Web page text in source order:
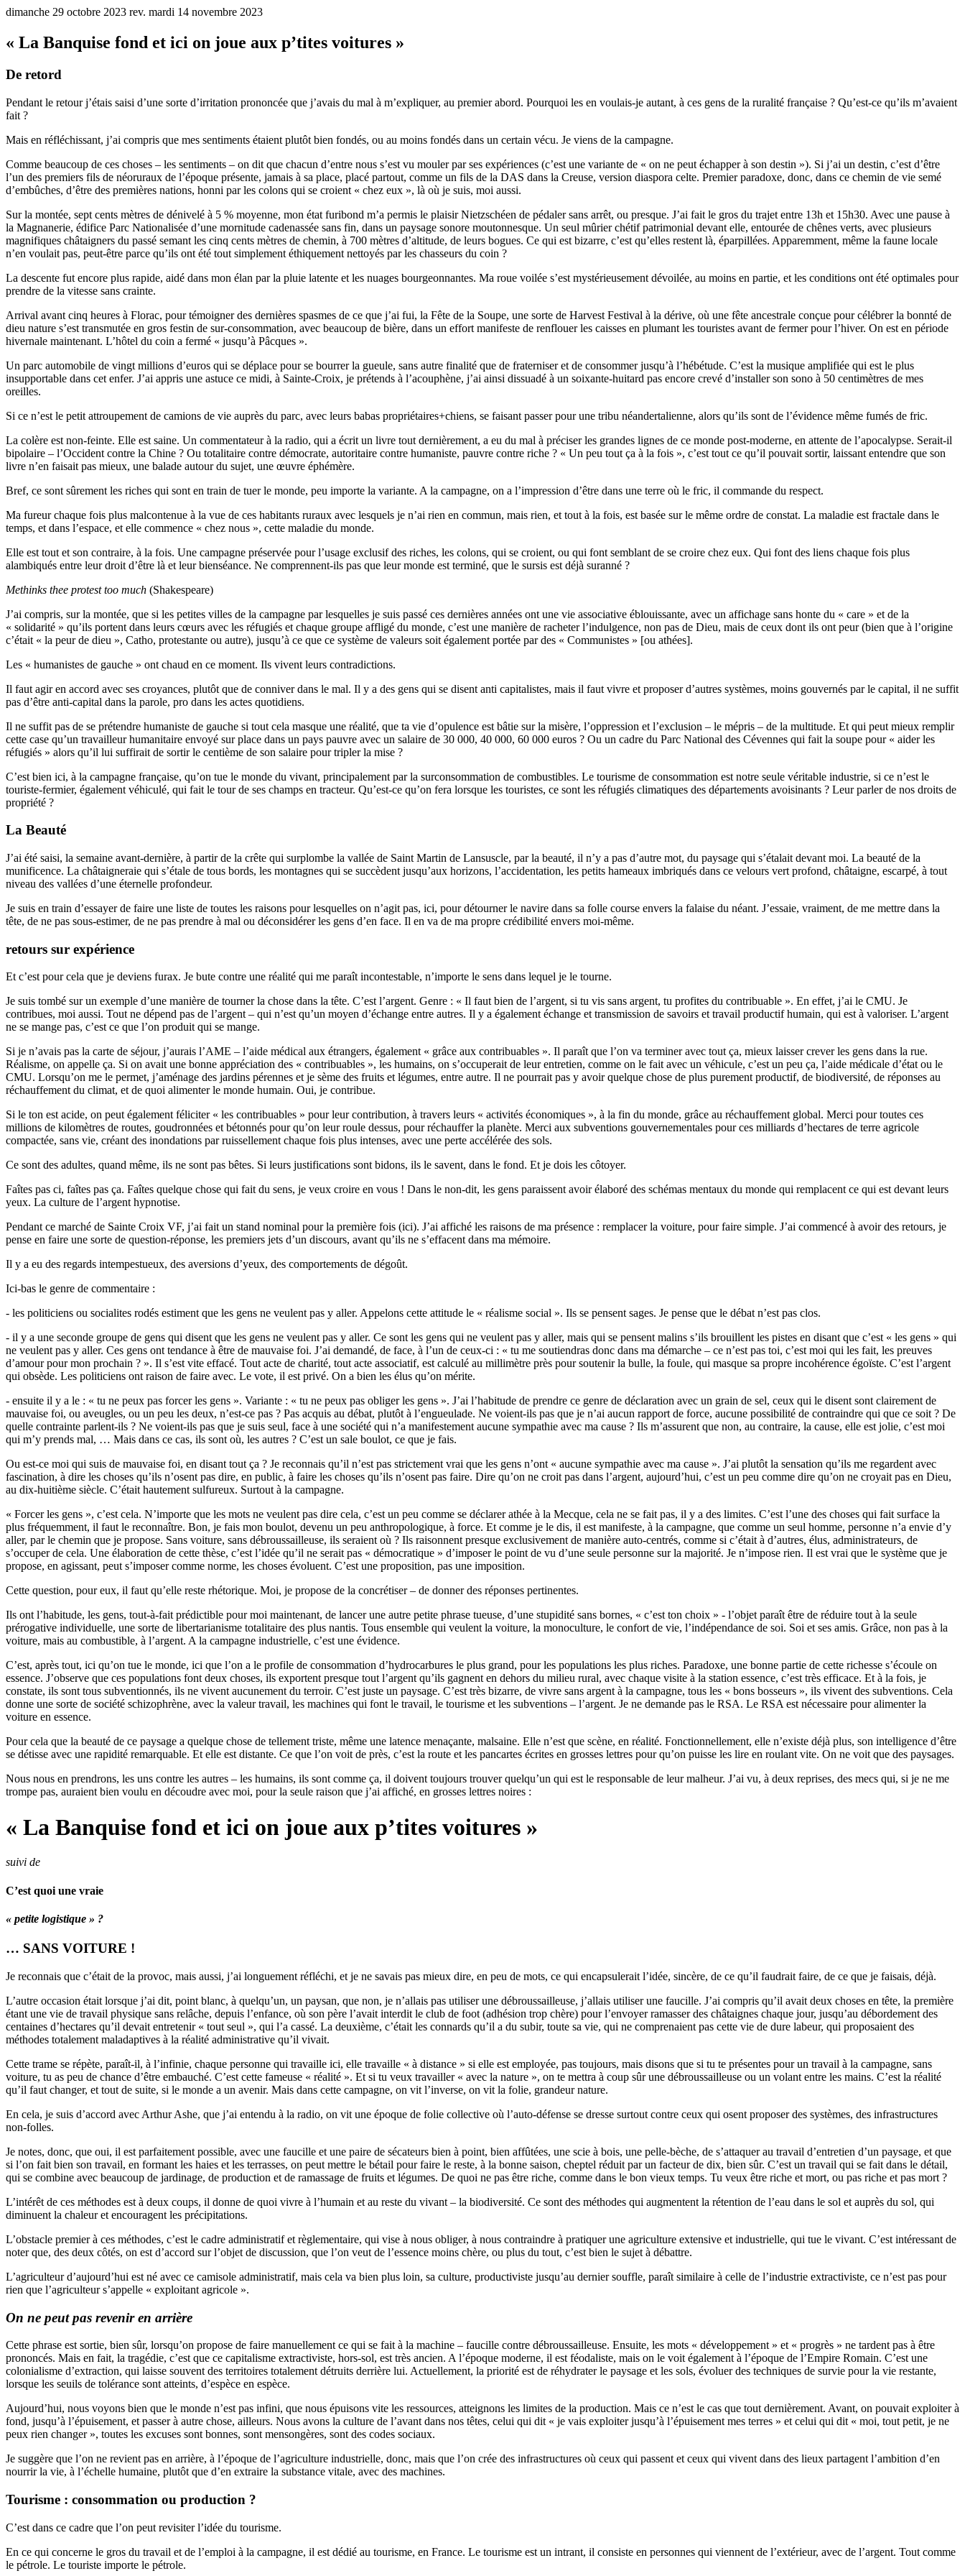
dimanche 29 octobre 2023 rev. mardi 14 novembre 2023
« La Banquise fond et ici on joue aux p’tites voitures »
De retord
Pendant le retour j’étais saisi d’une sorte d’irritation prononcée que j’avais du mal à m’expliquer, au premier abord. Pourquoi les en voulais-je autant, à ces gens de la ruralité française ? Qu’est-ce qu’ils m’avaient
fait ?
Mais en réfléchissant, j’ai compris que mes sentiments étaient plutôt bien fondés, ou au moins fondés dans un certain vécu. Je viens de la campagne.
Comme beaucoup de ces choses – les sentiments – on dit que chacun d’entre nous s’est vu mouler par ses expériences (c’est une variante de « on ne peut échapper à son destin »). Si j’ai un destin, c’est d’être
l’un des premiers fils de néoruraux de l’époque présente, jamais à sa place, placé partout, comme un fils de la DAS dans la Creuse, version diaspora celte. Premier paradoxe, donc, dans ce chemin de vie semé
d’embûches, d’être des premières nations, honni par les colons qui se croient « chez eux », là où je suis, moi aussi.
Sur la montée, sept cents mètres de dénivelé à 5 % moyenne, mon état furibond m’a permis le plaisir Nietzschéen de pédaler sans arrêt, ou presque. J’ai fait le gros du trajet entre 13h et 15h30. Avec une pause à
la Magnanerie, édifice Parc Nationalisée d’une mornitude cadenassée sans fin, dans un paysage sonore moutonnesque. Un seul mûrier chétif patrimonial devant elle, entourée de chênes verts, avec plusieurs
magnifiques châtaigners du passé semant les cinq cents mètres de chemin, à 700 mètres d’altitude, de leurs bogues. Ce qui est bizarre, c’est qu’elles restent là, éparpillées. Apparemment, même la faune locale
n’en voulait pas, peut-être parce qu’ils ont été tout simplement éthiquement nettoyés par les chasseurs du coin ?
La descente fut encore plus rapide, aidé dans mon élan par la pluie latente et les nuages bourgeonnantes. Ma roue voilée s’est mystérieusement dévoilée, au moins en partie, et les conditions ont été optimales pour
prendre de la vitesse sans crainte.
Arrival avant cinq heures à Florac, pour témoigner des dernières spasmes de ce que j’ai fui, la Fête de la Soupe, une sorte de Harvest Festival à la dérive, où une fête ancestrale conçue pour célébrer la bonnté de
dieu nature s’est transmutée en gros festin de sur-consommation, avec beaucoup de bière, dans un effort manifeste de renflouer les caisses en plumant les touristes avant de fermer pour l’hiver. On est en période
hivernale maintenant. L’hôtel du coin a fermé « jusqu’à Pâcques ».
Un parc automobile de vingt millions d’euros qui se déplace pour se bourrer la gueule, sans autre finalité que de fraterniser et de consommer jusqu’à l’hébétude. C’est la musique amplifiée qui est le plus
insupportable dans cet enfer. J’ai appris une astuce ce midi, à Sainte-Croix, je prétends à l’acouphène, j’ai ainsi dissuadé à un soixante-huitard pas encore crevé d’installer son sono à 50 centimètres de mes
oreilles.
Si ce n’est le petit attroupement de camions de vie auprès du parc, avec leurs babas propriétaires+chiens, se faisant passer pour une tribu néandertalienne, alors qu’ils sont de l’évidence même fumés de fric.
La colère est non-feinte. Elle est saine. Un commentateur à la radio, qui a écrit un livre tout dernièrement, a eu du mal à préciser les grandes lignes de ce monde post-moderne, en attente de l’apocalypse. Serait-il
bipolaire – l’Occident contre la Chine ? Ou totalitaire contre démocrate, autoritaire contre humaniste, pauvre contre riche ? « Un peu tout ça à la fois », c’est tout ce qu’il pouvait sortir, laissant entendre que son
livre n’en faisait pas mieux, une balade autour du sujet, une œuvre éphémère.
Bref, ce sont sûrement les riches qui sont en train de tuer le monde, peu importe la variante. A la campagne, on a l’impression d’être dans une terre où le fric, il commande du respect.
Ma fureur chaque fois plus malcontenue à la vue de ces habitants ruraux avec lesquels je n’ai rien en commun, mais rien, et tout à la fois, est basée sur le même ordre de constat. La maladie est fractale dans le
temps, et dans l’espace, et elle commence « chez nous », cette maladie du monde.
Elle est tout et son contraire, à la fois. Une campagne préservée pour l’usage exclusif des riches, les colons, qui se croient, ou qui font semblant de se croire chez eux. Qui font des liens chaque fois plus
alambiqués entre leur droit d’être là et leur bienséance. Ne comprennent-ils pas que leur monde est terminé, que le sursis est déjà suranné ?
Methinks thee protest too much (Shakespeare)
J’ai compris, sur la montée, que si les petites villes de la campagne par lesquelles je suis passé ces dernières années ont une vie associative éblouissante, avec un affichage sans honte du « care » et de la
« solidarité » qu’ils portent dans leurs cœurs avec les réfugiés et chaque groupe affligé du monde, c’est une manière de racheter l’indulgence, non pas de Dieu, mais de ceux dont ils ont peur (bien que à l’origine
c’était « la peur de dieu », Catho, protestante ou autre), jusqu’à ce que ce système de valeurs soit également portée par des « Communistes » [ou athées].
Les « humanistes de gauche » ont chaud en ce moment. Ils vivent leurs contradictions.
Il faut agir en accord avec ses croyances, plutôt que de conniver dans le mal. Il y a des gens qui se disent anti capitalistes, mais il faut vivre et proposer d’autres systèmes, moins gouvernés par le capital, il ne suffit
pas d’être anti-capital dans la parole, pro dans les actes quotidiens.
Il ne suffit pas de se prétendre humaniste de gauche si tout cela masque une réalité, que ta vie d’opulence est bâtie sur la misère, l’oppression et l’exclusion – le mépris – de la multitude. Et qui peut mieux remplir
cette case qu’un travailleur humanitaire envoyé sur place dans un pays pauvre avec un salaire de 30 000, 40 000, 60 000 euros ? Ou un cadre du Parc National des Cévennes qui fait la soupe pour « aider les
réfugiés » alors qu’il lui suffirait de sortir le centième de son salaire pour tripler la mise ?
C’est bien ici, à la campagne française, qu’on tue le monde du vivant, principalement par la surconsommation de combustibles. Le tourisme de consommation est notre seule véritable industrie, si ce n’est le
touriste-fermier, également véhiculé, qui fait le tour de ses champs en tracteur. Qu’est-ce qu’on fera lorsque les touristes, ce sont les réfugiés climatiques des départements avoisinants ? Leur parler de nos droits de
propriété ?
La Beauté
J’ai été saisi, la semaine avant-dernière, à partir de la crête qui surplombe la vallée de Saint Martin de Lansuscle, par la beauté, il n’y a pas d’autre mot, du paysage qui s’étalait devant moi. La beauté de la
munificence. La châtaigneraie qui s’étale de tous bords, les montagnes qui se succèdent jusqu’aux horizons, l’accidentation, les petits hameaux imbriqués dans ce velours vert profond, châtaigne, escarpé, à tout
niveau des vallées d’une éternelle profondeur.
Je suis en train d’essayer de faire une liste de toutes les raisons pour lesquelles on n’agit pas, ici, pour détourner le navire dans sa folle course envers la falaise du néant. J’essaie, vraiment, de me mettre dans la
tête, de ne pas sous-estimer, de ne pas prendre à mal ou déconsidérer les gens d’en face. Il en va de ma propre crédibilité envers moi-même.
retours sur expérience
Et c’est pour cela que je deviens furax. Je bute contre une réalité qui me paraît incontestable, n’importe le sens dans lequel je le tourne.
Je suis tombé sur un exemple d’une manière de tourner la chose dans la tête. C’est l’argent. Genre : « Il faut bien de l’argent, si tu vis sans argent, tu profites du contribuable ». En effet, j’ai le CMU. Je
contribues, moi aussi. Tout ne dépend pas de l’argent – qui n’est qu’un moyen d’échange entre autres. Il y a également échange et transmission de savoirs et travail productif humain, qui est à valoriser. L’argent
ne se mange pas, c’est ce que l’on produit qui se mange.
Si je n’avais pas la carte de séjour, j’aurais l’AME – l’aide médical aux étrangers, également « grâce aux contribuables ». Il paraît que l’on va terminer avec tout ça, mieux laisser crever les gens dans la rue.
Réalisme, on appelle ça. Si on avait une bonne appréciation des « contribuables », les humains, on s’occuperait de leur entretien, comme on le fait avec un véhicule, c’est un peu ça, l’aide médicale d’état ou le
CMU. Lorsqu’on me le permet, j’aménage des jardins pérennes et je sème des fruits et légumes, entre autre. Il ne pourrait pas y avoir quelque chose de plus purement productif, de biodiversité, de réponses au
réchauffement du climat, et de quoi alimenter le monde humain. Oui, je contribue.
Si le ton est acide, on peut également féliciter « les contribuables » pour leur contribution, à travers leurs « activités économiques », à la fin du monde, grâce au réchauffement global. Merci pour toutes ces
millions de kilomètres de routes, goudronnées et bétonnés pour qu’on leur roule dessus, pour réchauffer la planète. Merci aux subventions gouvernementales pour ces milliards d’hectares de terre agricole
compactée, sans vie, créant des inondations par ruissellement chaque fois plus intenses, avec une perte accélérée des sols.
Ce sont des adultes, quand même, ils ne sont pas bêtes. Si leurs justifications sont bidons, ils le savent, dans le fond. Et je dois les côtoyer.
Faîtes pas ci, faîtes pas ça. Faîtes quelque chose qui fait du sens, je veux croire en vous ! Dans le non-dit, les gens paraissent avoir élaboré des schémas mentaux du monde qui remplacent ce qui est devant leurs
yeux. La culture de l’argent hypnotise.
Pendant ce marché de Sainte Croix VF, j’ai fait un stand nominal pour la première fois (ici). J’ai affiché les raisons de ma présence : remplacer la voiture, pour faire simple. J’ai commencé à avoir des retours, je
pense en faire une sorte de question-réponse, les premiers jets d’un discours, avant qu’ils ne s’effacent dans ma mémoire.
Il y a eu des regards intempestueux, des aversions d’yeux, des comportements de dégoût.
Ici-bas le genre de commentaire :
- les politiciens ou socialites rodés estiment que les gens ne veulent pas y aller. Appelons cette attitude le « réalisme social ». Ils se pensent sages. Je pense que le débat n’est pas clos.
- il y a une seconde groupe de gens qui disent que les gens ne veulent pas y aller. Ce sont les gens qui ne veulent pas y aller, mais qui se pensent malins s’ils brouillent les pistes en disant que c’est « les gens » qui
ne veulent pas y aller. Ces gens ont tendance à être de mauvaise foi. J’ai demandé, de face, à l’un de ceux-ci : « tu me soutiendras donc dans ma démarche – ce n’est pas toi, c’est moi qui les fait, les preuves
d’amour pour mon prochain ? ». Il s’est vite effacé. Tout acte de charité, tout acte associatif, est calculé au millimètre près pour soutenir la bulle, la foule, qui masque sa propre incohérence égoïste. C’est l’argent
qui obsède. Les politiciens ont raison de faire avec. Le vote, il est privé. On a bien les élus qu’on mérite.
- ensuite il y a le : « tu ne peux pas forcer les gens ». Variante : « tu ne peux pas obliger les gens ». J’ai l’habitude de prendre ce genre de déclaration avec un grain de sel, ceux qui le disent sont clairement de
mauvaise foi, ou aveugles, ou un peu les deux, n’est-ce pas ? Pas acquis au débat, plutôt à l’engueulade. Ne voient-ils pas que je n’ai aucun rapport de force, aucune possibilité de contraindre qui que ce soit ? De
quelle contrainte parlent-ils ? Ne voient-ils pas que je suis seul, face à une société qui n’a manifestement aucune sympathie avec ma cause ? Ils m’assurent que non, au contraire, la cause, elle est jolie, c’est moi
qui m’y prends mal, … Mais dans ce cas, ils sont où, les autres ? C’est un sale boulot, ce que je fais.
Ou est-ce moi qui suis de mauvaise foi, en disant tout ça ? Je reconnais qu’il n’est pas strictement vrai que les gens n’ont « aucune sympathie avec ma cause ». J’ai plutôt la sensation qu’ils me regardent avec
fascination, à dire les choses qu’ils n’osent pas dire, en public, à faire les choses qu’ils n’osent pas faire. Dire qu’on ne croit pas dans l’argent, aujourd’hui, c’est un peu comme dire qu’on ne croyait pas en Dieu,
au dix-huitième siècle. C’était hautement sulfureux. Surtout à la campagne.
« Forcer les gens », c’est cela. N’importe que les mots ne veulent pas dire cela, c’est un peu comme se déclarer athée à la Mecque, cela ne se fait pas, il y a des limites. C’est l’une des choses qui fait surface la
plus fréquemment, il faut le reconnaître. Bon, je fais mon boulot, devenu un peu anthropologique, à force. Et comme je le dis, il est manifeste, à la campagne, que comme un seul homme, personne n’a envie d’y
aller, par le chemin que je propose. Sans voiture, sans débroussailleuse, ils seraient où ? Ils raisonnent presque exclusivement de manière auto-centrés, comme si c’était à d’autres, élus, administrateurs, de
s’occuper de cela. Une élaboration de cette thèse, c’est l’idée qu’il ne serait pas « démocratique » d’imposer le point de vu d’une seule personne sur la majorité. Je n’impose rien. Il est vrai que le système que je
propose, en agissant, peut s’imposer comme norme, les choses évoluent. C’est une proposition, pas une imposition.
Cette question, pour eux, il faut qu’elle reste rhétorique. Moi, je propose de la concrétiser – de donner des réponses pertinentes.
Ils ont l’habitude, les gens, tout-à-fait prédictible pour moi maintenant, de lancer une autre petite phrase tueuse, d’une stupidité sans bornes, « c’est ton choix » - l’objet paraît être de réduire tout à la seule
prérogative individuelle, une sorte de libertarianisme totalitaire des plus nantis. Tous ensemble qui veulent la voiture, la monoculture, le confort de vie, l’indépendance de soi. Soi et ses amis. Grâce, non pas à la
voiture, mais au combustible, à l’argent. A la campagne industrielle, c’est une évidence.
C’est, après tout, ici qu’on tue le monde, ici que l’on a le profile de consommation d’hydrocarbures le plus grand, pour les populations les plus riches. Paradoxe, une bonne partie de cette richesse s’écoule on
essence. J’observe que ces populations font deux choses, ils exportent presque tout l’argent qu’ils gagnent en dehors du milieu rural, avec chaque visite à la station essence, c’est très efficace. Et à la fois, je
constate, ils sont tous subventionnés, ils ne vivent aucunement du terroir. C’est juste un paysage. C’est très bizarre, de vivre sans argent à la campagne, tous les « bons bosseurs », ils vivent des subventions. Cela
donne une sorte de société schizophrène, avec la valeur travail, les machines qui font le travail, le tourisme et les subventions – l’argent. Je ne demande pas le RSA. Le RSA est nécessaire pour alimenter la
voiture en essence.
Pour cela que la beauté de ce paysage a quelque chose de tellement triste, même une latence menaçante, malsaine. Elle n’est que scène, en réalité. Fonctionnellement, elle n’existe déjà plus, son intelligence d’être
se détisse avec une rapidité remarquable. Et elle est distante. Ce que l’on voit de près, c’est la route et les pancartes écrites en grosses lettres pour qu’on puisse les lire en roulant vite. On ne voit que des paysages.
Nous nous en prendrons, les uns contre les autres – les humains, ils sont comme ça, il doivent toujours trouver quelqu’un qui est le responsable de leur malheur. J’ai vu, à deux reprises, des mecs qui, si je ne me
trompe pas, auraient bien voulu en découdre avec moi, pour la seule raison que j’ai affiché, en grosses lettres noires :
« La Banquise fond et ici on joue aux p’tites voitures »
suivi de
C’est quoi une vraie
« petite logistique » ?
… SANS VOITURE !
Je reconnais que c’était de la provoc, mais aussi, j’ai longuement réfléchi, et je ne savais pas mieux dire, en peu de mots, ce qui encapsulerait l’idée, sincère, de ce qu’il faudrait faire, de ce que je faisais, déjà.
L’autre occasion était lorsque j’ai dit, point blanc, à quelqu’un, un paysan, que non, je n’allais pas utiliser une débroussailleuse, j’allais utiliser une faucille. J’ai compris qu’il avait deux choses en tête, la première
étant une vie de travail physique sans relâche, depuis l’enfance, où son père l’avait interdit le club de foot (adhésion trop chère) pour l’envoyer ramasser des châtaignes chaque jour, jusqu’au débordement des
centaines d’hectares qu’il devait entretenir « tout seul », qui l’a cassé. La deuxième, c’était les connards qu’il a du subir, toute sa vie, qui ne comprenaient pas cette vie de dure labeur, qui proposaient des
méthodes totalement maladaptives à la réalité administrative qu’il vivait.
Cette trame se répète, paraît-il, à l’infinie, chaque personne qui travaille ici, elle travaille « à distance » si elle est employée, pas toujours, mais disons que si tu te présentes pour un travail à la campagne, sans
voiture, tu as peu de chance d’être embauché. C’est cette fameuse « réalité ». Et si tu veux travailler « avec la nature », on te mettra à coup sûr une débroussailleuse ou un volant entre les mains. C’est la réalité
qu’il faut changer, et tout de suite, si le monde a un avenir. Mais dans cette campagne, on vit l’inverse, on vit la folie, grandeur nature.
En cela, je suis d’accord avec Arthur Ashe, que j’ai entendu à la radio, on vit une époque de folie collective où l’auto-défense se dresse surtout contre ceux qui osent proposer des systèmes, des infrastructures
non-folles.
Je notes, donc, que oui, il est parfaitement possible, avec une faucille et une paire de sécateurs bien à point, bien affûtées, une scie à bois, une pelle-bèche, de s’attaquer au travail d’entretien d’un paysage, et que
si l’on fait bien son travail, en formant les haies et les terrasses, on peut mettre le bétail pour faire le reste, à la bonne saison, cheptel réduit par un facteur de dix, bien sûr. C’est un travail qui se fait dans le détail,
qui se combine avec beaucoup de jardinage, de production et de ramassage de fruits et légumes. De quoi ne pas être riche, comme dans le bon vieux temps. Tu veux être riche et mort, ou pas riche et pas mort ?
L’intérêt de ces méthodes est à deux coups, il donne de quoi vivre à l’humain et au reste du vivant – la biodiversité. Ce sont des méthodes qui augmentent la rétention de l’eau dans le sol et auprès du sol, qui
diminuent la chaleur et encouragent les précipitations.
L’obstacle premier à ces méthodes, c’est le cadre administratif et règlementaire, qui vise à nous obliger, à nous contraindre à pratiquer une agriculture extensive et industrielle, qui tue le vivant. C’est intéressant de
noter que, des deux côtés, on est d’accord sur l’objet de discussion, que l’on veut de l’essence moins chère, ou plus du tout, c’est bien le sujet à débattre.
L’agriculteur d’aujourd’hui est né avec ce camisole administratif, mais cela va bien plus loin, sa culture, productiviste jusqu’au dernier souffle, paraît similaire à celle de l’industrie extractiviste, ce n’est pas pour
rien que l’agriculteur s’appelle « exploitant agricole ».
On ne peut pas revenir en arrière
Cette phrase est sortie, bien sûr, lorsqu’on propose de faire manuellement ce qui se fait à la machine – faucille contre débroussailleuse. Ensuite, les mots « développement » et « progrès » ne tardent pas à être
prononcés. Mais en fait, la tragédie, c’est que ce capitalisme extractiviste, hors-sol, est très ancien. A l’époque moderne, il est féodaliste, mais on le voit également à l’époque de l’Empire Romain. C’est une
colonialisme d’extraction, qui laisse souvent des territoires totalement détruits derrière lui. Actuellement, la priorité est de réhydrater le paysage et les sols, évoluer des techniques de survie pour la vie restante,
lorsque les seuils de tolérance sont atteints, d’espèce en espèce.
Aujourd’hui, nous voyons bien que le monde n’est pas infini, que nous épuisons vite les ressources, atteignons les limites de la production. Mais ce n’est le cas que tout dernièrement. Avant, on pouvait exploiter à
fond, jusqu’à l’épuisement, et passer à autre chose, ailleurs. Nous avons la culture de l’avant dans nos têtes, celui qui dit « je vais exploiter jusqu’à l’épuisement mes terres » et celui qui dit « moi, tout petit, je ne
peux rien changer », toutes les excuses sont bonnes, sont mensongères, sont des codes sociaux.
Je suggère que l’on ne revient pas en arrière, à l’époque de l’agriculture industrielle, donc, mais que l’on crée des infrastructures où ceux qui passent et ceux qui vivent dans des lieux partagent l’ambition d’en
nourrir la vie, à l’échelle humaine, plutôt que d’en extraire la substance vitale, avec des machines.
Tourisme : consommation ou production ?
C’est dans ce cadre que l’on peut revisiter l’idée du tourisme.
En ce qui concerne le gros du travail et de l’emploi à la campagne, il est dédié au tourisme, en France. Le tourisme est un intrant, il consiste en personnes qui viennent de l’extérieur, avec de l’argent. Tout comme
le pétrole. Le touriste importe le pétrole.